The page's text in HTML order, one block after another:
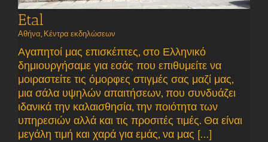
Etal
Αθήνα, Κέντρα εκδηλώσεων
Αγαπητοί μας επισκέπτες, στο Ελληνικό
δημιουργήσαμε για εσάς που επιθυμείτε να
μοιραστείτε τις όμορφες στιγμές σας μαζί μας,
μια σάλα υψηλών απαιτήσεων, που συνδυάζει
ιδανικά την καλαισθησία, την ποιότητα των
υπηρεσιών αλλά και τις προσιτές τιμές. Θα είναι
μεγάλη τιμή και χαρά για εμάς, να μας [...]